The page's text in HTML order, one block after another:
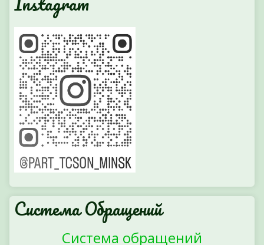
Система Обращений
Система обращений